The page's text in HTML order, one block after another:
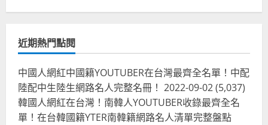
近期熱門點閱
中國人網紅中國籍YOUTUBER在台灣最齊全名單！中配
陸配中生陸生網路名人完整名冊！ 2022-09-02(5,037)
韓國人網紅在台灣！南韓人YOUTUBER收錄最齊全名
單！在台韓國籍YTER南韓籍網路名人清單完整盤點